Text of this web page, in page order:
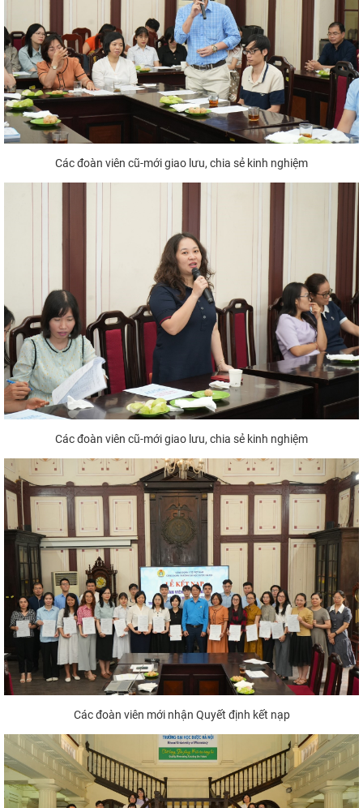
Các đoàn viên cũ-mới giao lưu, chia sẻ kinh nghiệm
Các đoàn viên cũ-mới giao lưu, chia sẻ kinh nghiệm
Các đoàn viên mới nhận Quyết định kết nạp